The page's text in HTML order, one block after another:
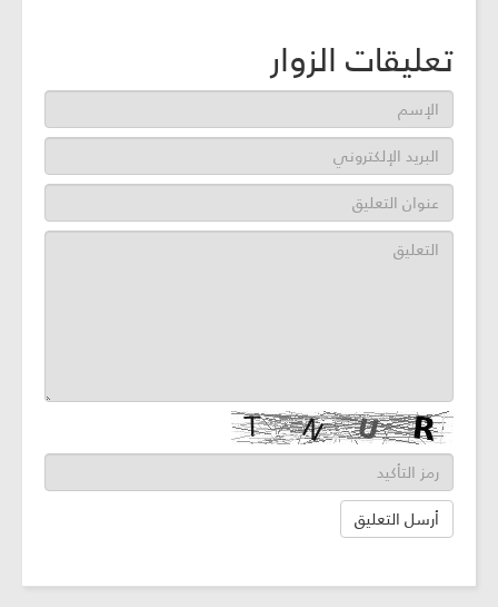
تعليقات الزوار